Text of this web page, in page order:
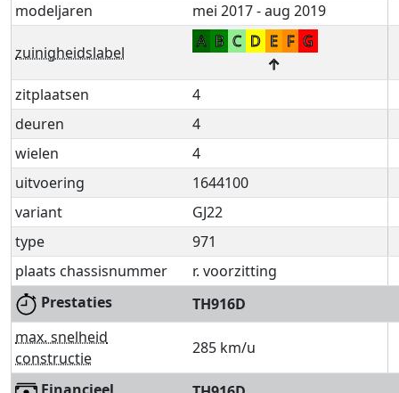
modeljaren
mei 2017 - aug 2019
zuinigheidslabel
A B C D E F G
↑
zitplaatsen
4
deuren
4
wielen
4
uitvoering
1644100
variant
GJ22
type
971
plaats chassisnummer
r. voorzitting
Prestaties
TH916D
max. snelheid
constructie
285 km/u